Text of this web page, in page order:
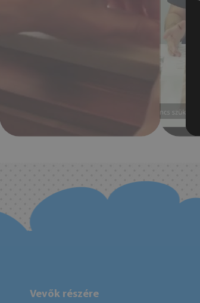
Vevők részére